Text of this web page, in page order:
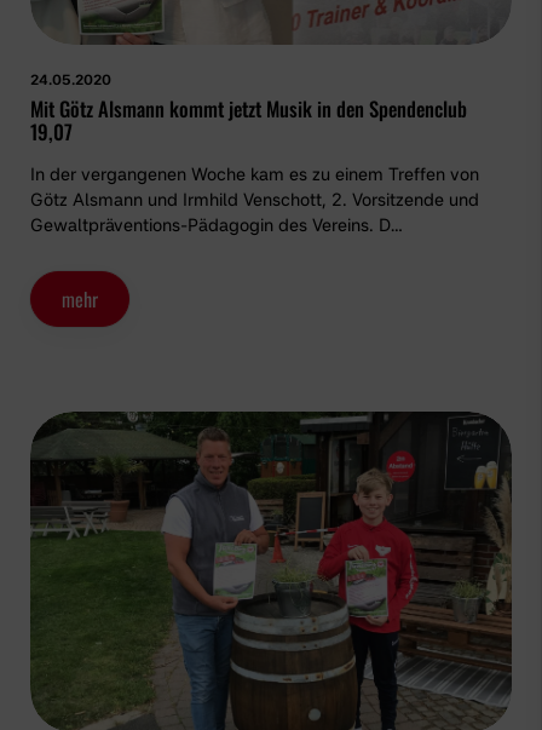
24.05.2020
Mit Götz Alsmann kommt jetzt Musik in den Spendenclub
19,07
In der vergangenen Woche kam es zu einem Treffen von
Götz Alsmann und Irmhild Venschott, 2. Vorsitzende und
Gewaltpräventions-Pädagogin des Vereins. D…
mehr